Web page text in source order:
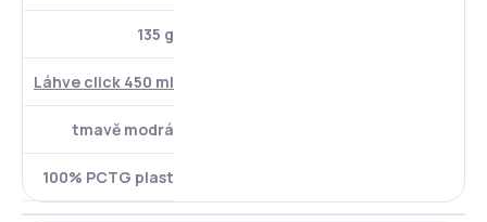
135 g
Láhve click 450 ml
tmavě modrá
100% PCTG plast